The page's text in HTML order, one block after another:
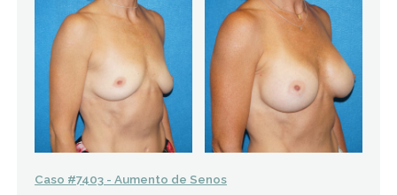
Caso #7403 - Aumento de Senos